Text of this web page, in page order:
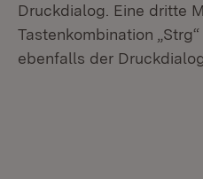
Druckdialog. Eine dritte
Tastenkombination
ebenfalls der